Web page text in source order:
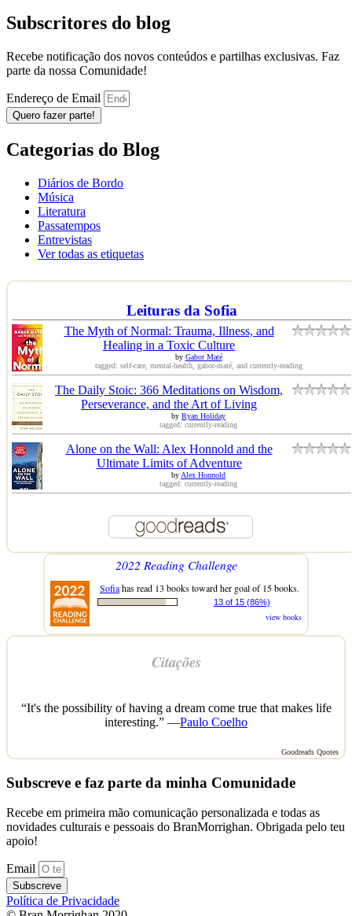
Subscritores do blog
Recebe notificação dos novos conteúdos e partilhas exclusivas. Faz
parte da nossa Comunidade!
Endereço de Email
Quero fazer parte!
Categorias do Blog
Diários de Bordo
Música
Literatura
Passatempos
Entrevistas
Ver todas as etiquetas
Leituras da Sofia
The Myth of Normal: Trauma, Illness, and
Healing in a Toxic Culture
by Gabor Maté
tagged: self-care, mental-health, gabor-maté, and currently-reading
The Daily Stoic: 366 Meditations on Wisdom,
Perseverance, and the Art of Living
by Ryan Holiday
tagged: currently-reading
Alone on the Wall: Alex Honnold and the
Ultimate Limits of Adventure
byAlex Honnold
tagged: currently-reading
2022 Reading Challenge
Sofiahas read 13 books toward her goal of 15 books.
13 of 15 (86%)
view books
Citações
“It's the possibility of having a dream come true that makes life
interesting.” —Paulo Coelho
Goodreads Quotes
Subscreve e faz parte da minha Comunidade
Recebe em primeira mão comunicação personalizada e todas as
novidades culturais e pessoais do BranMorrighan. Obrigada pelo teu
apoio!
Email
Subscreve
Política de Privacidade